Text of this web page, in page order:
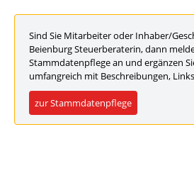
Sind Sie Mitarbeiter oder Inhaber/
Beienburg Steuerberaterin, dann
Stammdatenpflege an und ergänzen
umfangreich mit Beschreibungen,
zur Stammdatenpflege